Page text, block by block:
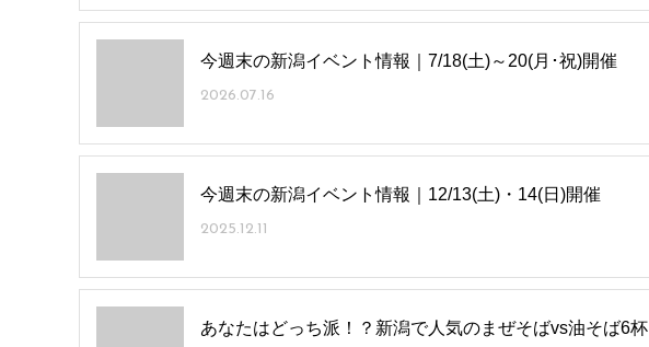
今週末の新潟イベント情報｜7/18(土)～20(月･祝)開催
2026.07.16
今週末の新潟イベント情報｜12/13(土)・14(日)開催
2025.12.11
あなたはどっち派！？新潟で人気のまぜそばvs油そば6杯